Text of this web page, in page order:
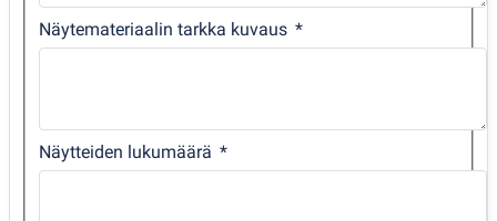
Näytemateriaalin tarkka kuvaus
Näytteiden lukumäärä